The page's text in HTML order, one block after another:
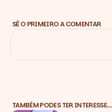
SÊ O PRIMEIRO A COMENTAR
TAMBÉM PODES TER INTERESSE…